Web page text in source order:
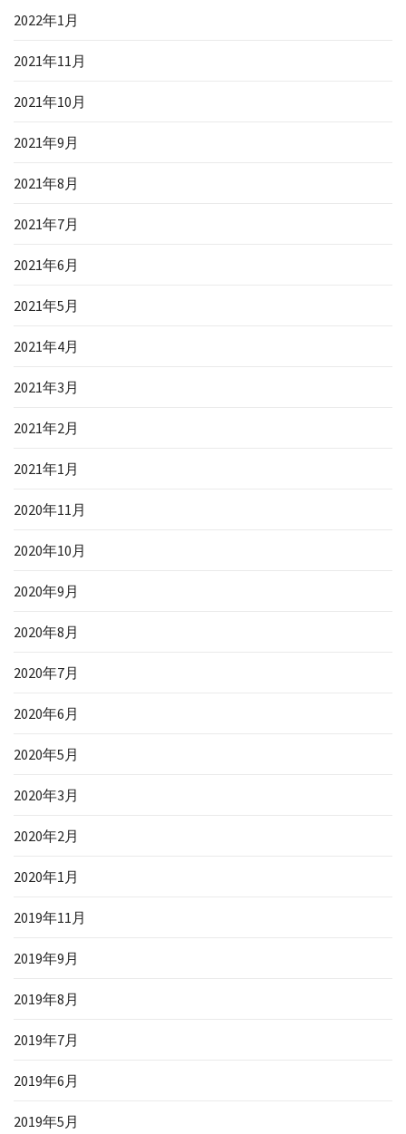
2022年1月
2021年11月
2021年10月
2021年9月
2021年8月
2021年7月
2021年6月
2021年5月
2021年4月
2021年3月
2021年2月
2021年1月
2020年11月
2020年10月
2020年9月
2020年8月
2020年7月
2020年6月
2020年5月
2020年3月
2020年2月
2020年1月
2019年11月
2019年9月
2019年8月
2019年7月
2019年6月
2019年5月